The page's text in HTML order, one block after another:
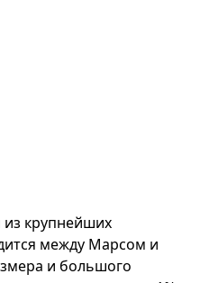
из крупнейших
между Марсом и
и большого